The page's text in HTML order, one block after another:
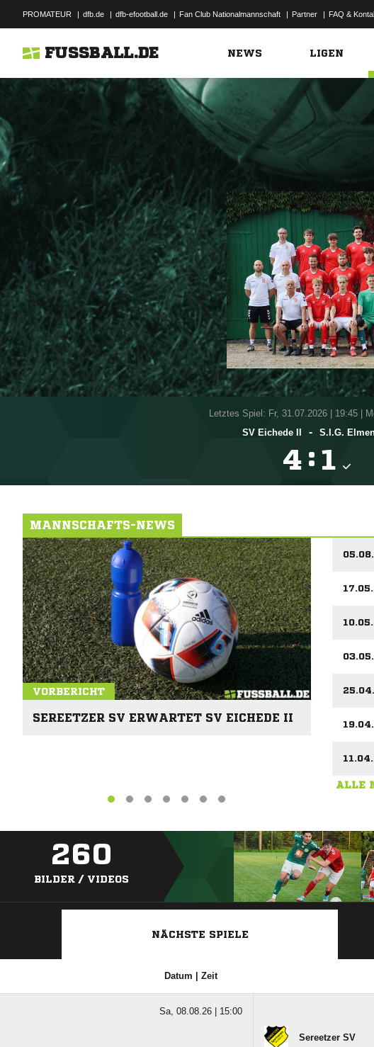
PROMATEUR | dfb.de | dfb-efootball.de | Fan Club Nationalmannschaft | Partner | FAQ &
FUSSBALL.DE NEWS LIGEN
Letztes Spiel: Fr, 31.07.2026
19:45 |
SV Eichede II
- S.I.G.
 : 
MANNSCHAFTS-NEWS
VORBERICHT
SEREETZER SV ERWARTET SV EICHEDE II
ALLE
260
BILDER / VIDEOS
NÄCHSTE SPIELE
Datum | Zeit
Sa, 08.08.26 | 15:00
Sereetzer SV